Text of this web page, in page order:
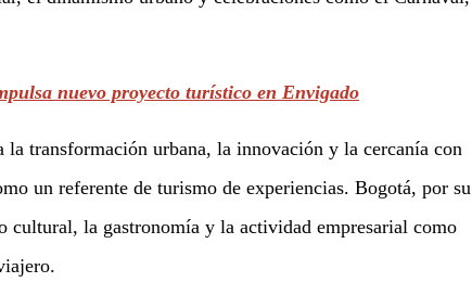
nuevo proyecto turístico en Envigado
transformación urbana, la innovación y la cercanía con
un referente de turismo de experiencias. Bogotá, por su
cultural, la gastronomía y la actividad empresarial como